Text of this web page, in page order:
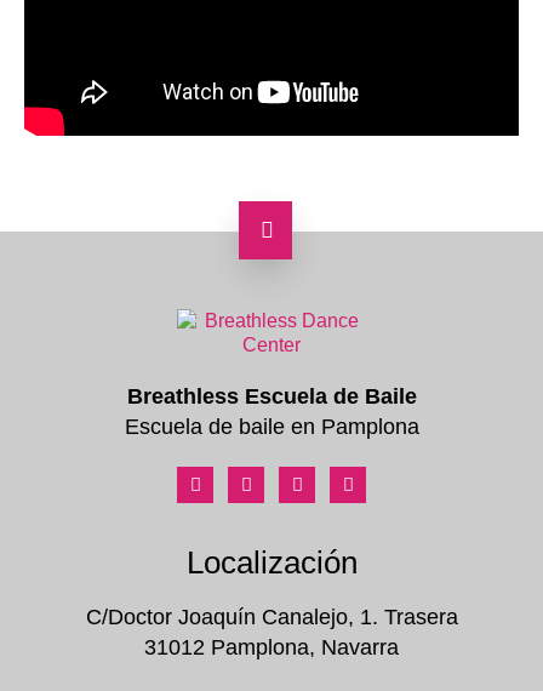
Breathless Escuela de Baile
Escuela de baile en Pamplona
Localización
C/Doctor Joaquín Canalejo, 1. Trasera
31012 Pamplona, Navarra